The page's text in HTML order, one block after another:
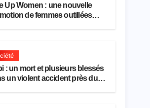
Up Women : une nouvelle
de femmes outillées
: un mort et plusieurs blessés
un violent accident près du